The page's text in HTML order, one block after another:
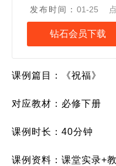
发布时间： 01-25
钻石会员下载
课例篇目： 《祝福》
对应教材：必修下册
课例时长：40分钟
课例资料：课堂实录+